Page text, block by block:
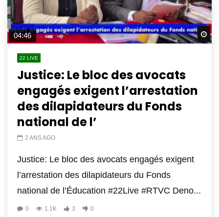
04:46
22 LIVE
Justice: Le bloc des avocats
engagés exigent l’arrestation
des dilapidateurs du Fonds
national de l’
2 ANS AGO
Justice: Le bloc des avocats engagés exigent
l’arrestation des dilapidateurs du Fonds
national de l’Éducation #22Live #RTVC Deno...
0 1.1K 3 0